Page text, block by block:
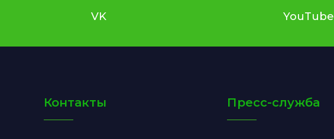
VK YouTube
Контакты Пресс-служба